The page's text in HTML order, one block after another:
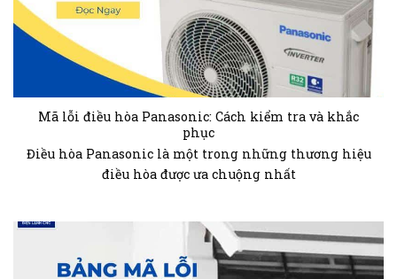
Mã lỗi điều hòa Panasonic: Cách kiểm tra và khắc
phục
Điều hòa Panasonic là một trong những thương hiệu
điều hòa được ưa chuộng nhất